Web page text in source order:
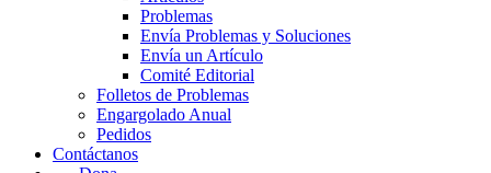
Problemas
Envía Problemas y Soluciones
Envía un Artículo
Comité Editorial
Folletos de Problemas
Engargolado Anual
Pedidos
Contáctanos